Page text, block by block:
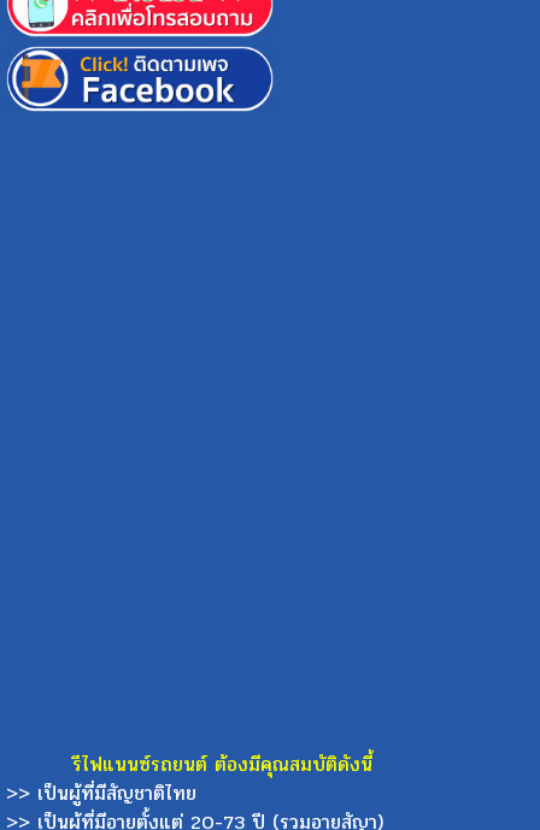
รีไฟแนนซ์รถยนต์ ต้องมีคุณสมบัติดังนี้
>> เป็นผู้ที่มีสัญชาติไทย
>> เป็นผู้ที่มีอายุตั้งแต่ 20-73 ปี (รวมอายุสัญา)